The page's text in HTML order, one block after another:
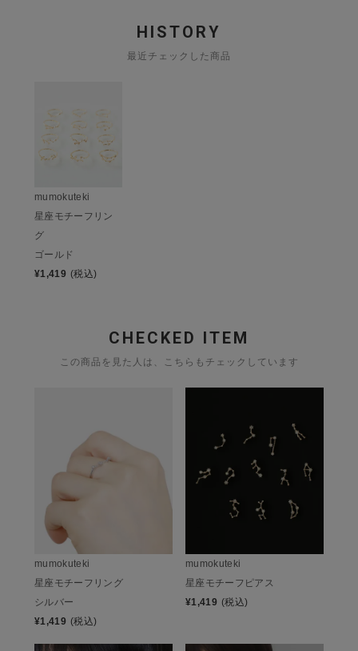
HISTORY
最近チェックした商品
mumokuteki
星座モチーフリン
グ
ゴールド
¥1,419 (税込)
CHECKED ITEM
この商品を見た人は、こちらもチェックしています
mumokuteki
星座モチーフリング
シルバー
¥1,419 (税込)
mumokuteki
星座モチーフピアス
¥1,419 (税込)